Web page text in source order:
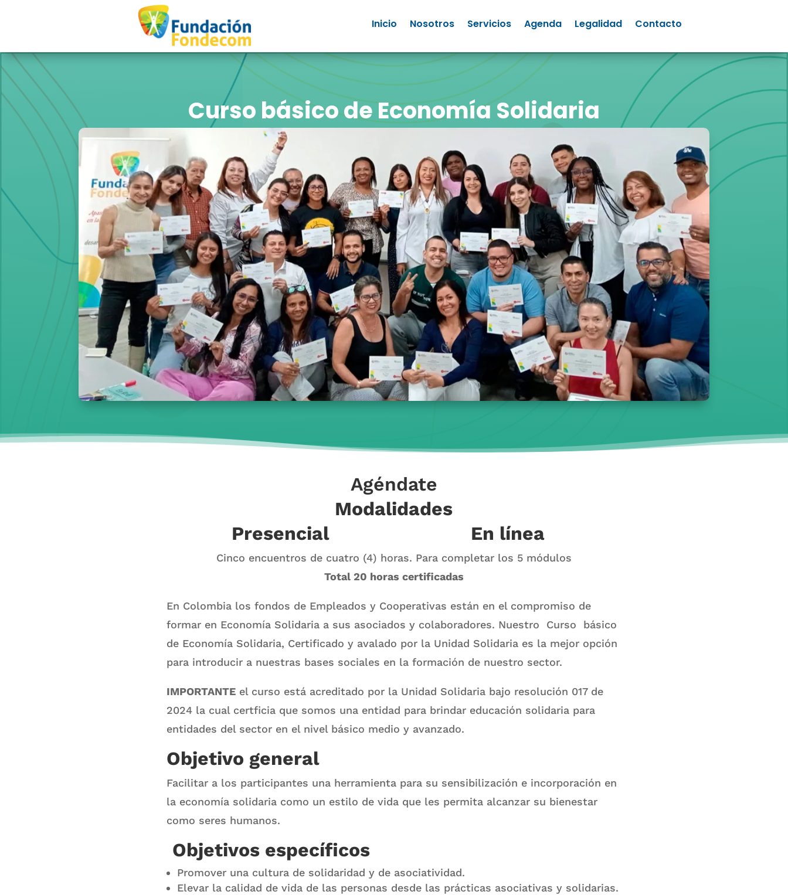
Inicio Nosotros Servicios Agenda Legalidad Contacto
Curso básico de Economía Solidaria
Agéndate
Modalidades
Presencial
En línea
Cinco encuentros de cuatro (4) horas. Para completar los 5 módulos
Total 20 horas certificadas
En Colombia los fondos de Empleados y Cooperativas están en el compromiso de
formar en Economía Solidaria a sus asociados y colaboradores. Nuestro Curso básico
de Economía Solidaria, Certificado y avalado por la Unidad Solidaria es la mejor opción
para introducir a nuestras bases sociales en la formación de nuestro sector.
IMPORTANTEel curso está acreditado por la Unidad Solidaria bajo resolución 017 de
2024 la cual certficia que somos una entidad para brindar educación solidaria para
entidades del sector en el nivel básico medio y avanzado.
Objetivo general
Facilitar a los participantes una herramienta para su sensibilización e incorporación en
la economía solidaria como un estilo de vida que les permita alcanzar su bienestar
como seres humanos.
Objetivos específicos
Promover una cultura de solidaridad y de asociatividad.
Elevar la calidad de vida de las personas desde las prácticas asociativas y solidarias.